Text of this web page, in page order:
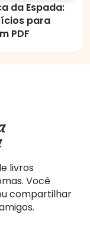
da Espada:
para
PDF
livros
Você
compartilhar